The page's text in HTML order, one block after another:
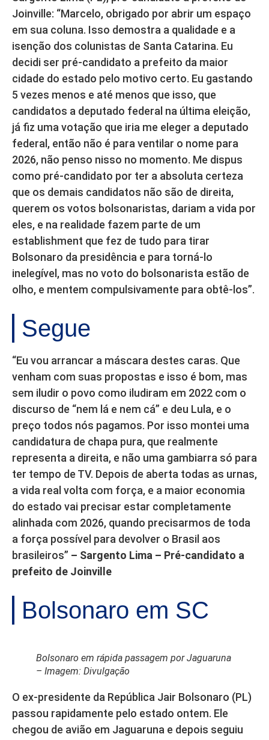
Joinville: “Marcelo, obrigado por abrir um espaço
em sua coluna. Isso demostra a qualidade e a
isenção dos colunistas de Santa Catarina. Eu
decidi ser pré-candidato a prefeito da maior
cidade do estado pelo motivo certo. Eu gastando
5 vezes menos e até menos que isso, que
candidatos a deputado federal na última eleição,
já fiz uma votação que iria me eleger a deputado
federal, então não é para ventilar o nome para
2026, não penso nisso no momento. Me dispus
como pré-candidato por ter a absoluta certeza
que os demais candidatos não são de direita,
querem os votos bolsonaristas, dariam a vida por
eles, e na realidade fazem parte de um
establishment que fez de tudo para tirar
Bolsonaro da presidência e para torná-lo
inelegível, mas no voto do bolsonarista estão de
olho, e mentem compulsivamente para obtê-los”.
Segue
“Eu vou arrancar a máscara destes caras. Que
venham com suas propostas e isso é bom, mas
sem iludir o povo como iludiram em 2022 com o
discurso de “nem lá e nem cá” e deu Lula, e o
preço todos nós pagamos. Por isso montei uma
candidatura de chapa pura, que realmente
representa a direita, e não uma gambiarra só para
ter tempo de TV. Depois de aberta todas as urnas,
a vida real volta com força, e a maior economia
do estado vai precisar estar completamente
alinhada com 2026, quando precisarmos de toda
a força possível para devolver o Brasil aos
brasileiros” – Sargento Lima – Pré-candidato a
prefeito de Joinville
Bolsonaro em SC
Bolsonaro em rápida passagem por Jaguaruna
– Imagem: Divulgação
O ex-presidente da República Jair Bolsonaro (PL)
passou rapidamente pelo estado ontem. Ele
chegou de avião em Jaguaruna e depois seguiu